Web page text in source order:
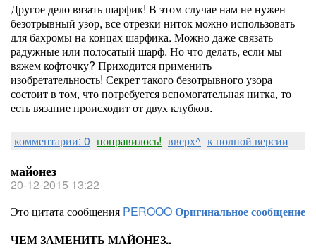
Другое дело вязать шарфик! В этом случае нам не нужен
безотрывный узор, все отрезки ниток можно использовать
для бахромы на концах шарфика. Можно даже связать
радужные или полосатый шарф. Но что делать, если мы
вяжем кофточку? Приходится применить
изобретательность! Секрет такого безотрывного узора
состоит в том, что потребуется вспомогательная нитка, то
есть вязание происходит от двух клубков.
комментарии: 0 понравилось! вверх^ к полной версии
майонез
20-12-2015 13:22
Это цитата сообщения PEROOOОригинальное сообщение
ЧЕМ ЗАМЕНИТЬ МАЙОНЕЗ..